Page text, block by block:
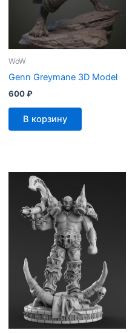
WoW
Genn Greymane 3D Model
600₽
В корзину